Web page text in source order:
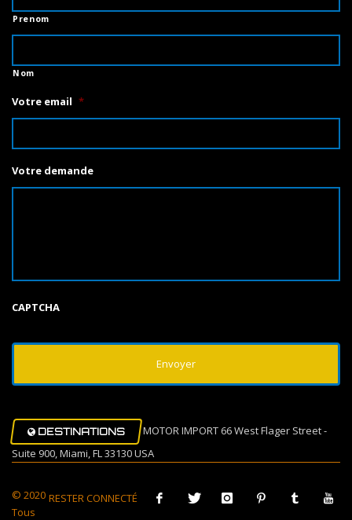
Prenom
Nom
Votre email *
Votre demande
CAPTCHA
DESTINATIONS
MOTOR IMPORT 66 West Flager Street -
Suite 900, Miami, FL 33130 USA
RESTER CONNECTÉ
© 2020
Tous